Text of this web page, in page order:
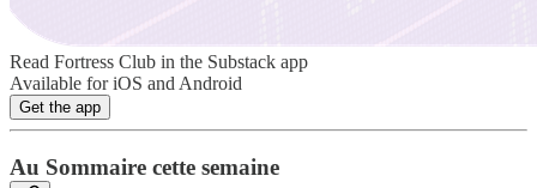
Read Fortress Club in the Substack app
Available for iOS and Android
Get the app
Au Sommaire cette semaine